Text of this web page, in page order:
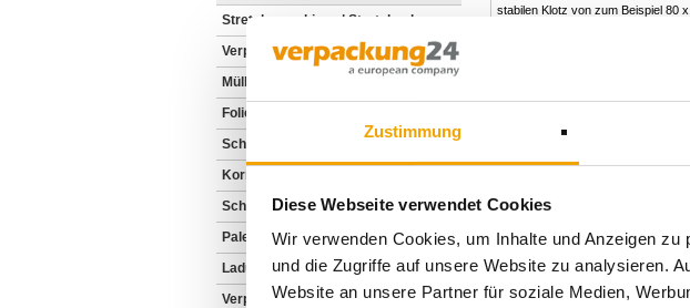
Zustimmung
Diese Webseite verwendet Cookies
Wir verwenden Cookies, um Inhalte und Anzeigen
und die Zugriffe auf unsere Website zu analysieren.
Website an unsere Partner für soziale Medien,
Stretchmaschinen | Stretchanlagen
Verpackungsmaschinen
Müllbeutel und Säcke
Folienbeutel
Schlauchfolien | Verpackungsfolien
Korrosionsschutz
Schrumpfhauben | Abdeckhauben
Paletten | Holzaufsatzrahmen
Ladungssicherung für Paletten
Verpackungspolster
stabilen Klotz von zum Beispiel 80
auflösen wird. Gleichzeitig wird
Unsere Stretchfolien sind von einer
Stretchfolie schwarz.
Blickdichte schwarze Stretchfolie
weiterer farbiger Folien an.